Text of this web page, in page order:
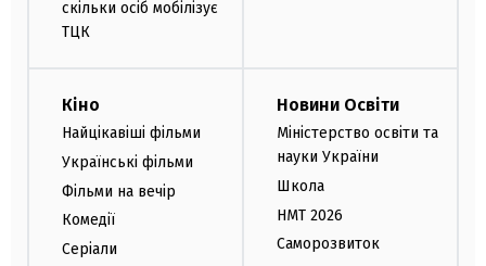
скільки осіб мобілізує
ТЦК
Кіно
Найцікавіші фільми
Українські фільми
Фільми на вечір
Комедії
Серіали
Новини Освіти
Міністерство освіти та
науки України
Школа
НМТ 2026
Саморозвиток